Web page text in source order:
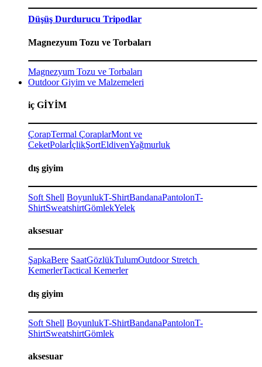
Düşüş Durdurucu Tripodlar
Magnezyum Tozu ve Torbaları
Magnezyum Tozu ve Torbaları
Outdoor Giyim ve Malzemeleri
iç GİYİM
ÇorapTermal ÇoraplarMont ve
CeketPolarİçlikŞortEldivenYağmurluk
dış giyim
Soft Shell BoyunlukT-ShirtBandanaPantolonT-
ShirtSweatshirtGömlekYelek
aksesuar
ŞapkaBere SaatGözlükTulumOutdoor Stretch
KemerlerTactical Kemerler
dış giyim
Soft Shell BoyunlukT-ShirtBandanaPantolonT-
ShirtSweatshirtGömlek
aksesuar